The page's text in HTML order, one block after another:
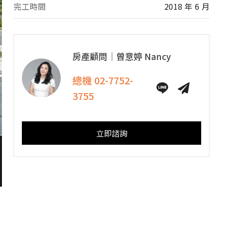
完工時間 2018 年 6 月
房產顧問｜ 曾意婷 Nancy
總機 02-7752-
3755
立即諮詢